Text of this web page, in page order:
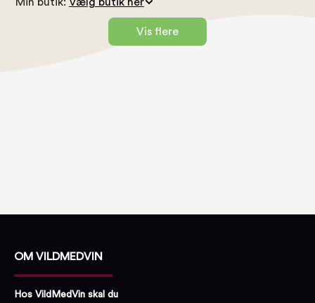
Vis flere
OM VILDMEDVIN
Hos VildMedVin skal du